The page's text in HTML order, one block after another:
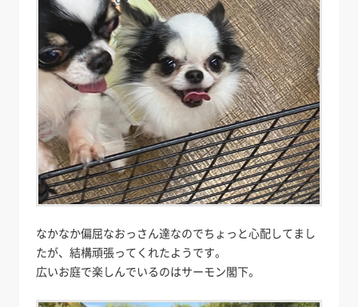
なかなか偏屈なおっさん達なのでちょっと心配してまし
たが、結構頑張ってくれたようです。
広いお庭で楽しんでいるのはサーモン閣下。